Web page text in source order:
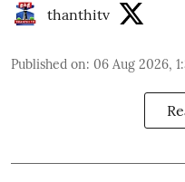
thanthitv
Published on: 06 Aug 2026,